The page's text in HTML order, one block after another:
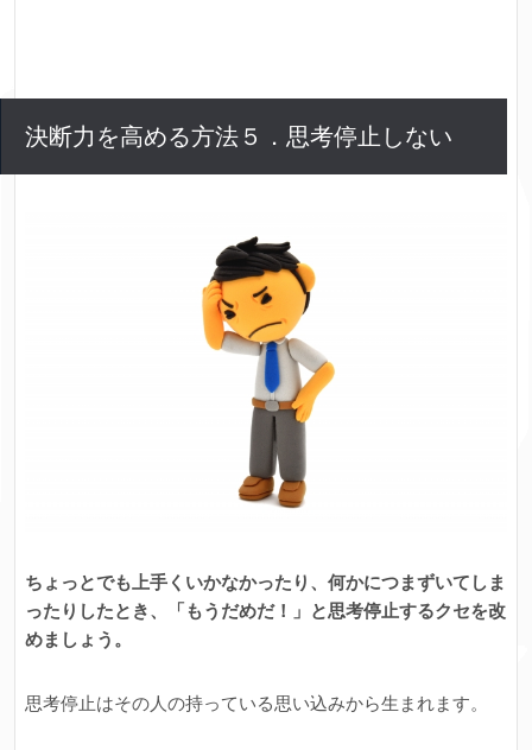
決断力を高める方法５．思考停止しない
ちょっとでも上手くいかなかったり、何かにつまずいてしま
ったりしたとき、「もうだめだ！」と思考停止するクセを改
めましょう。
思考停止はその人の持っている思い込みから生まれます。